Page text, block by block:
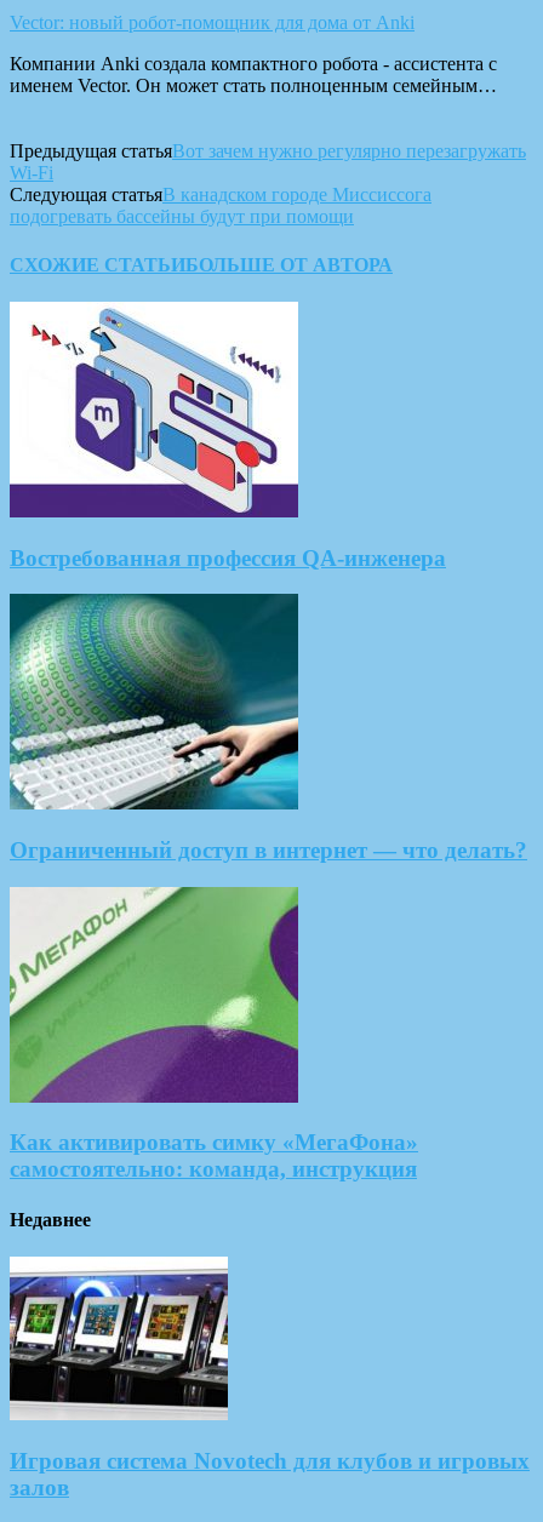
Vector: новый робот-помощник для дома от Anki
Компании Anki создала компактного робота - ассистента с
именем Vector. Он может стать полноценным семейным…
Предыдущая статьяВот зачем нужно регулярно перезагружать
Wi-Fi
Следующая статьяВ канадском городе Миссиссога
подогревать бассейны будут при помощи
СХОЖИЕ СТАТЬИБОЛЬШЕ ОТ АВТОРА
Востребованная профессия QA-инженера
Ограниченный доступ в интернет — что делать?
Как активировать симку «МегаФона»
самостоятельно: команда, инструкция
Недавнее
Игровая система Novotech для клубов и игровых
залов